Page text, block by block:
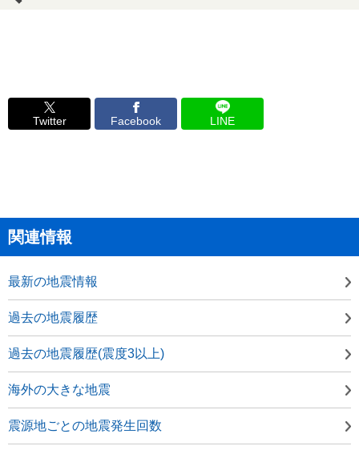
Twitter Facebook LINE
関連情報
最新の地震情報
過去の地震履歴
過去の地震履歴(震度3以上)
海外の大きな地震
震源地ごとの地震発生回数